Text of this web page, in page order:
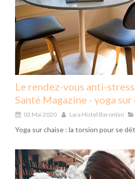
Le rendez-vous anti-
Santé Magazine - yoga sur
02 Mai 2020 Lara Histel Barontini
Yoga sur chaise : la torsion pour se